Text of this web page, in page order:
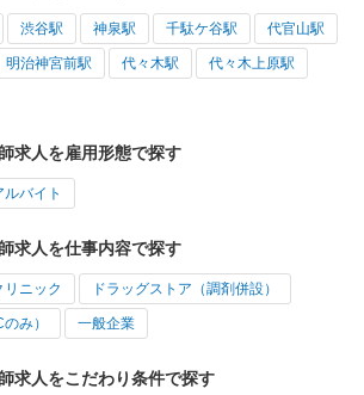
渋谷駅 神泉駅 千駄ケ谷駅 代官山駅
明治神宮前駅 代々木駅 代々木上原駅
求人を雇用形態で探す
バイト
求人を仕事内容で探す
リニック ドラッグストア（調剤併設）
み） 一般企業
求人をこだわり条件で探す